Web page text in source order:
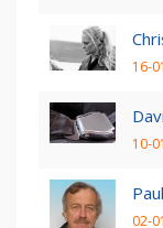
16-
10-
02-